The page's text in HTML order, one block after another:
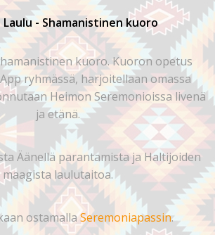
- Shamanistinen kuoro
kuoro. Kuoron opetus
ryhmässä, harjoitellaan omassa
Heimon Seremonioissa livenä
ja etänä.
Äänellä parantamista ja Haltijoiden
maagista laulutaitoa.
ostamallaSeremoniapassin.